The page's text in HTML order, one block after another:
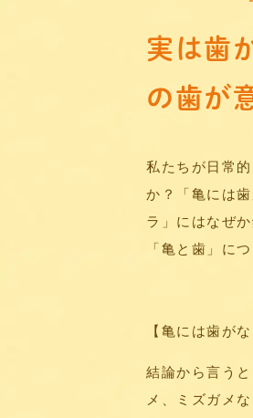
実は歯
の歯が
私たちが日常
か？「亀には
ラ」にはなぜ
「亀と歯」に
【亀には歯が
結論から言う
メ、ミズガメ